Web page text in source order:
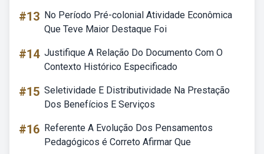
#13 No Período Pré-colonial Atividade Econômica
Que Teve Maior Destaque Foi
#14 Justifique A Relação Do Documento Com O
Contexto Histórico Especificado
#15 Seletividade E Distributividade Na Prestação
Dos Benefícios E Serviços
#16 Referente A Evolução Dos Pensamentos
Pedagógicos é Correto Afirmar Que